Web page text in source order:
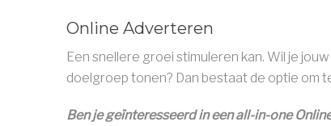
Online Adverteren
Een snellere groei stimuleren kan. Wil je
doelgroep tonen? Dan bestaat de optie om
Ben je geïnteresseerd in een all-in-one